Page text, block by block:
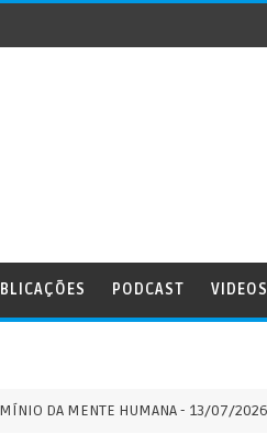
PODCAST VIDEOS
MENTE HUMANA - 13/07/2026